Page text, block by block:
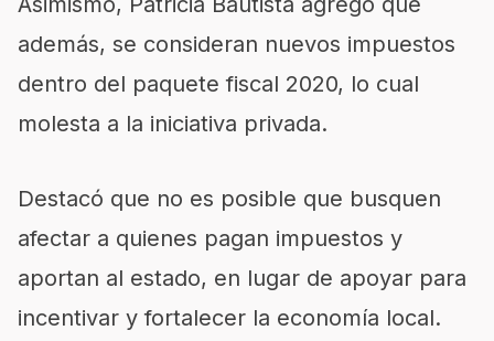
además, se consideran nuevos impuestos
dentro del paquete fiscal 2020, lo cual
molesta a la iniciativa privada.
Destacó que no es posible que busquen
afectar a quienes pagan impuestos y
aportan al estado, en lugar de apoyar para
incentivar y fortalecer la economía local.